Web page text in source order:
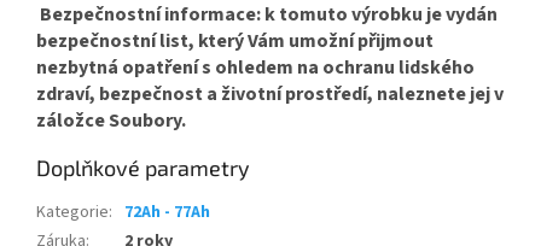
Bezpečnostní informace: k tomuto výrobku je vydán
bezpečnostní list, který Vám umožní přijmout
nezbytná opatření s ohledem na ochranu lidského
zdraví, bezpečnost a životní prostředí, naleznete jej v
záložce Soubory.
Doplňkové parametry
Kategorie: 72Ah - 77Ah